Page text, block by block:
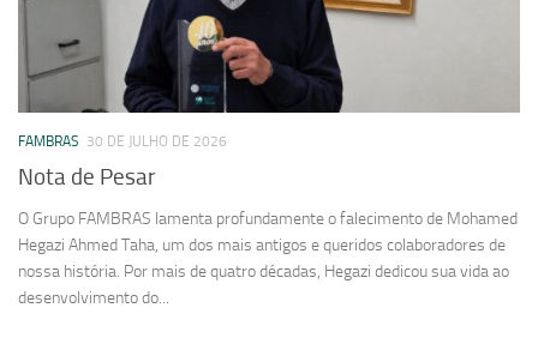
FAMBRAS 30 DE JULHO DE 2026
Nota de Pesar
O Grupo FAMBRAS lamenta profundamente o falecimento de Mohamed
Hegazi Ahmed Taha, um dos mais antigos e queridos colaboradores de
nossa história. Por mais de quatro décadas, Hegazi dedicou sua vida ao
desenvolvimento do...